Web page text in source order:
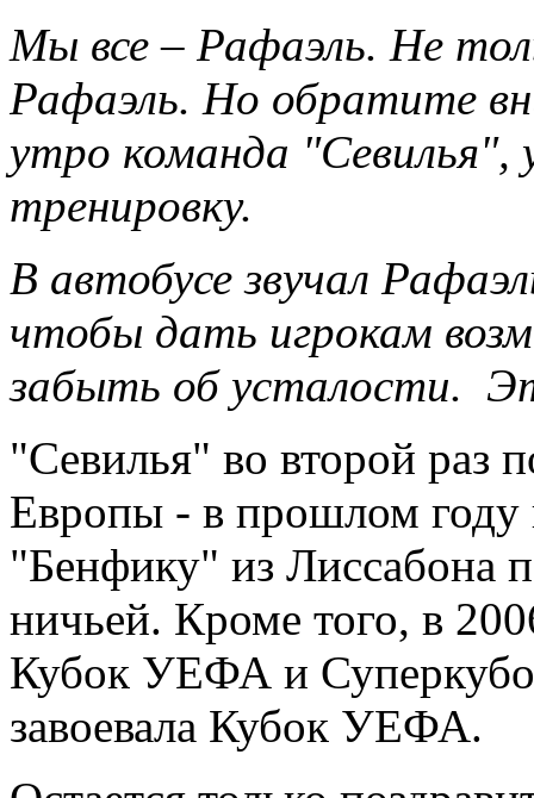
Мы все – Рафаэль. Не
Рафаэль. Но обратите
утро команда "Севилья",
тренировку.
В автобусе звучал
чтобы дать игрокам
забыть об усталости.
"Севилья" во второй раз
Европы - в прошлом году
"Бенфику" из Лиссабона
ничьей. Кроме того, в
Кубок УЕФА и
завоевала Кубок УЕФА.